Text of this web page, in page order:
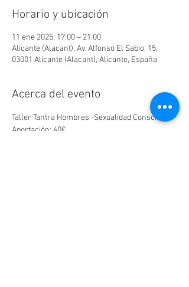
Horario y ubicación
11 ene 2025, 17:00 – 21:00
Alicante (Alacant), Av. Alfonso El Sabio, 15,
03001 Alicante (Alacant), Alicante, España
Acerca del evento
Taller Tantra Hombres -Sexualidad Consciente-
Aportación: 40€